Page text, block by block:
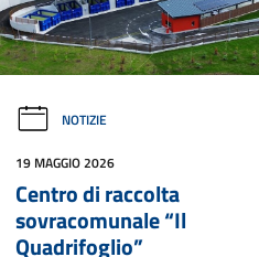
NOTIZIE
19 MAGGIO 2026
Centro di raccolta
sovracomunale “Il
Quadrifoglio”